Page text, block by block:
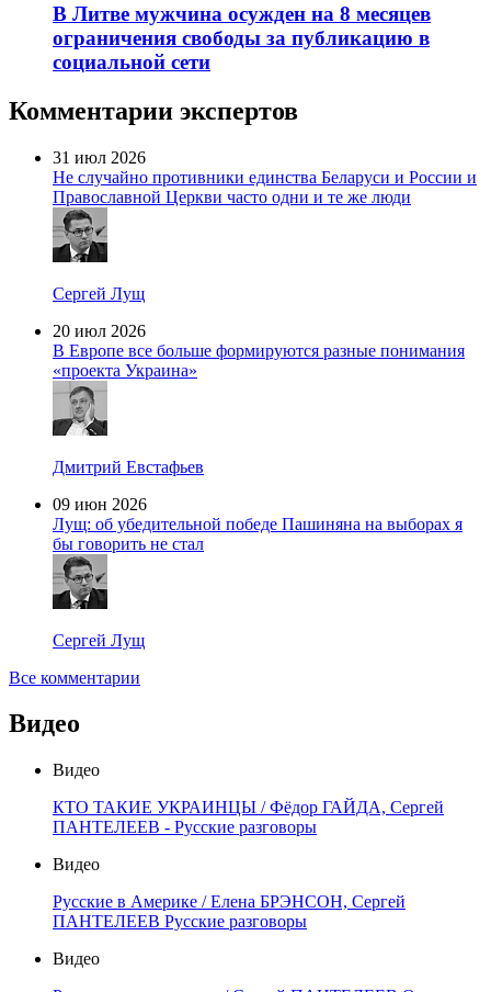
В Литве мужчина осужден на 8 месяцев
ограничения свободы за публикацию в
социальной сети
Комментарии экспертов
31 июл 2026
Не случайно противники единства Беларуси и России и
Православной Церкви часто одни и те же люди
Сергей Лущ
20 июл 2026
В Европе все больше формируются разные понимания
«проекта Украина»
Дмитрий Евстафьев
09 июн 2026
Лущ: об убедительной победе Пашиняна на выборах я
бы говорить не стал
Сергей Лущ
Все комментарии
Видео
Видео
КТО ТАКИЕ УКРАИНЦЫ / Фёдор ГАЙДА, Сергей
ПАНТЕЛЕЕВ - Русские разговоры
Видео
Русские в Америке / Елена БРЭНСОН, Сергей
ПАНТЕЛЕЕВ Русские разговоры
Видео